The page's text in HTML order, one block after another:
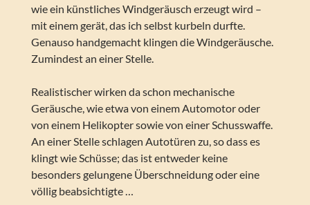
wie ein künstliches Windgeräusch erzeugt wird –
mit einem gerät, das ich selbst kurbeln durfte.
Genauso handgemacht klingen die Windgeräusche.
Zumindest an einer Stelle.
Realistischer wirken da schon mechanische
Geräusche, wie etwa von einem Automotor oder
von einem Helikopter sowie von einer Schusswaffe.
An einer Stelle schlagen Autotüren zu, so dass es
klingt wie Schüsse; das ist entweder keine
besonders gelungene Überschneidung oder eine
völlig beabsichtigte …